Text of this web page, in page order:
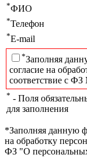
*ФИО
*Телефон
*E-mail
*Заполняя
согласие на
соответствие с
* - Поля
для заполнения
*Заполняя данную
на обработку
ФЗ "О